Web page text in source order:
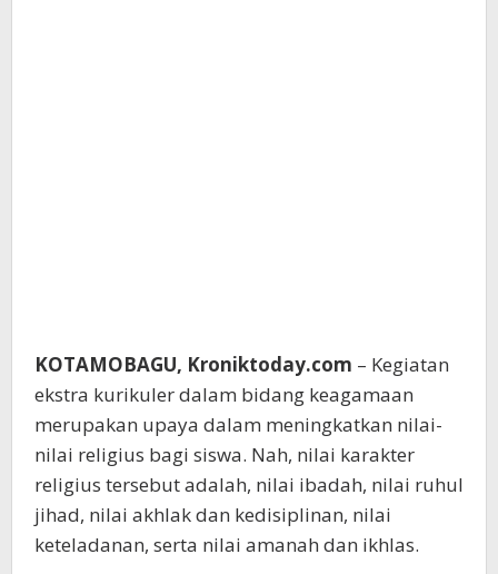
KOTAMOBAGU, Kroniktoday.com – Kegiatan
ekstra kurikuler dalam bidang keagamaan
merupakan upaya dalam meningkatkan nilai-
nilai religius bagi siswa. Nah, nilai karakter
religius tersebut adalah, nilai ibadah, nilai ruhul
jihad, nilai akhlak dan kedisiplinan, nilai
keteladanan, serta nilai amanah dan ikhlas.